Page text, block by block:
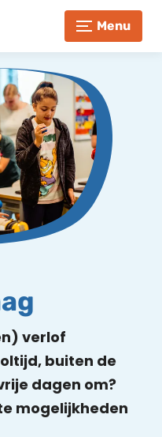
Menu
verlof
buiten de
dagen om?
mogelijkheden